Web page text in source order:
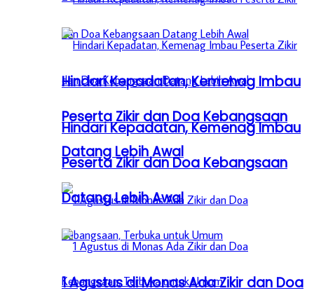
Hindari Kepadatan, Kemenag Imbau
Peserta Zikir dan Doa Kebangsaan
Datang Lebih Awal
1 Agustus di Monas Ada Zikir dan Doa
Hindari Kepadatan, Kemenag Imbau
Peserta Zikir dan Doa Kebangsaan
Datang Lebih Awal